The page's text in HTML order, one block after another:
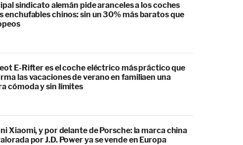
sindicato alemán pide aranceles a los coches
enchufables chinos: sin un 30% más baratos que
E-Rifter es el coche eléctrico más práctico que
las vacaciones de verano en familiaen una
cómoda y sin límites
ni Xiaomi, y por delante de Porsche: la marca china
por J.D. Power ya se vende en Europa